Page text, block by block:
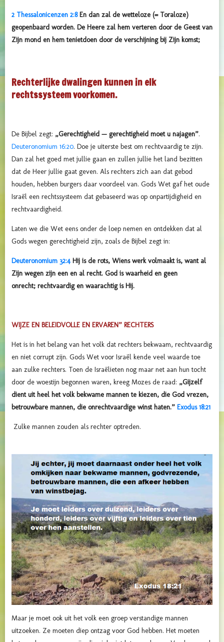
2 Thessalonicenzen 2:8En dan zal de wetteloze (= Toraloze)
geopenbaard worden. De Heere zal hem verteren door de Geest van
Zijn mond en hem tenietdoen door de verschijning bij Zijn komst;
Rechterlijke dwalingen kunnen in elk
rechtssysteem voorkomen.
De Bijbel zegt: „Gerechtigheid — gerechtigheid moet u najagen”.
Deuteronomium 16:20. Doe je uiterste best om rechtvaardig te zijn.
Dan zal het goed met jullie gaan en zullen jullie het land bezitten
dat de Heer jullie gaat geven. Als rechters zich aan dat gebod
houden, hebben burgers daar voordeel van. Gods Wet gaf het oude
Israël een rechtssysteem dat gebaseerd was op onpartijdigheid en
rechtvaardigheid.
Laten we die Wet eens onder de loep nemen en ontdekken dat al
Gods wegen gerechtigheid zijn, zoals de Bijbel zegt in:
Deuteronomium 32:4 Hij is de rots, Wiens werk volmaakt is, want al
Zijn wegen zijn een en al recht. God is waarheid en geen
onrecht; rechtvaardig en waarachtig is Hij.
WIJZE EN BELEIDVOLLE EN ERVAREN” RECHTERS
Het is in het belang van het volk dat rechters bekwaam, rechtvaardig
en niet corrupt zijn. Gods Wet voor Israël kende veel waarde toe
aan zulke rechters. Toen de Israëlieten nog maar net aan hun tocht
door de woestijn begonnen waren, kreeg Mozes de raad: „Gijzelf
dient uit heel het volk bekwame mannen te kiezen, die God vrezen,
betrouwbare mannen, die onrechtvaardige winst haten.” Exodus 18:21
Zulke mannen zouden als rechter optreden.
Maar je moet ook uit het volk een groep verstandige mannen
uitzoeken. Ze moeten diep ontzag voor God hebben. Het moeten